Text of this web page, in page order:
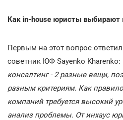
Как in-house юристы выбирают
Первым на этот вопрос ответил
советник ЮФ Sayenko Kharenko:
консалтинг - 2 разные вещи,
разным критериям. Как
компаний требуется высокий
анализ проблемы. От инхаус